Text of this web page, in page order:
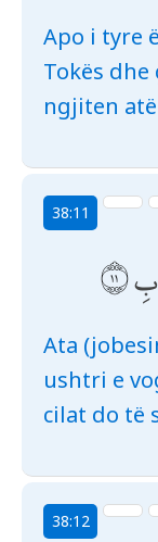
Apo i tyre
Tokës dhe
ngjiten
38:11
Ata
ushtri e
cilat do të
38:12